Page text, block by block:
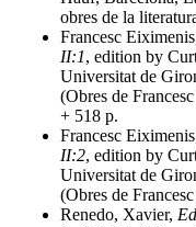
obres de la
Francesc
II:1, edition by
Universitat de
(Obres de
+ 518 p.
Francesc
II:2, edition by
Universitat de
(Obres de
Renedo, Xavier,